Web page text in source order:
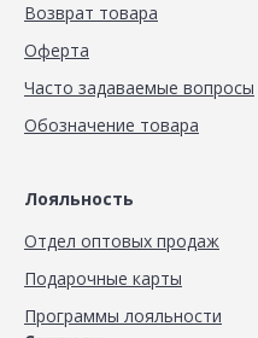
Возврат товара
Оферта
Часто задаваемые вопросы
Обозначение товара
Лояльность
Отдел оптовых продаж
Подарочные карты
Программы лояльности